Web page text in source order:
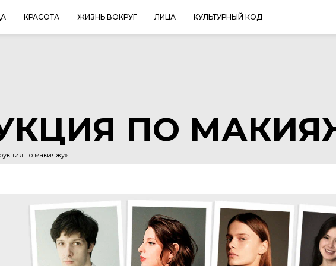
КРАСОТА ЖИЗНЬ ВОКРУГ ЛИЦА КУЛЬТУРНЫЙ КОД
ПО
по макияжу»